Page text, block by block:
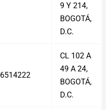
9 Y 214,
BOGOTÁ,
D.C.
6514222
CL 102 A
49 A 24,
BOGOTÁ,
D.C.